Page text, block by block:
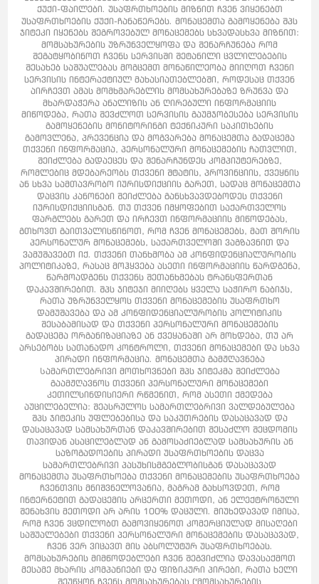
ქუქი-ფაილები. უსაფრთხოების მიზნით ჩვენ ვიყენებთ
უსაფრთხოების ქუქი-ჩანაწერებს. მონაცემთა გამოყენება შპს
ჯიტეკი იყენებს შეგროვებულ მონაცემებს სხვადასხვა მიზნით:
მომსახურების უზრუნველყოფა და შენარჩუნება რომ
შეგატყობინოთ ჩვენს სერვისში შეტანილი ცვლილებების
შესახებ საშუალებას მოგცემთ მონაწილეობა მიიღოთ ჩვენი
სერვისის ინტერაქტიულ მახასიათებლებში, როდესაც თქვენ
აირჩევთ ამას მომხმარებლის მომსახურებაზე ზრუნვა და
მხარდაჭერა ანალიზის ან ღირებული ინფორმაციის
მიწოდება, რათა შევძლოთ სერვისის გაუმჯობესება სერვისის
გამოყენების მონიტორინგი ტექნიკური საკითხების
გამოვლენა, პრევენცია და მოგვარება მონაცემთა გადაცემა
თქვენი ინფორმაცია, პერსონალური მონაცემების ჩათვლით,
შეიძლება გადაეცეს და შენარჩუნდეს კომპიუტერებზე,
რომლებიც მდებარეობს თქვენი შტატის, პროვინციის, ქვეყნის
ან სხვა სამთავრობო იურისდიქციის გარეთ, სადაც მონაცემთა
დაცვის კანონები შეიძლება განსხვავდებოდეს თქვენი
იურისდიქციისგან. თუ თქვენ იმყოფებით საქართველოს
ფარგლებს გარეთ და ირჩევთ ინფორმაციის მიწოდებას,
გთხოვთ გაითვალისწინოთ, რომ ჩვენ მონაცემებს, მათ შორის
პერსონალურ მონაცემებს, საქართველოში ვაგზავნით და
ვამუშავებთ იქ. თქვენი თანხმობა ამ კონფიდენციალურობის
პოლიტიკაზე, რასაც მოჰყვება ასეთი ინფორმაციის წარდგენა,
წარმოადგენს თქვენს შეთანხმებას ტრანსფერთან
დაკავშირებით. შპს ჯიტეჯი მიიღებს ყველა საჭირო ნაბიჯს,
რათა უზრუნველყოს თქვენი მონაცემების უსაფრთხო
დამუშავება და ამ კონფიდენციალურობის პოლიტიკის
შესაბამისად და თქვენი პერსონალური მონაცემების
გადაცემა ორგანიზაციაზე ან ქვეყანაში არ მოხდება, თუ არ
არსებობს სათანადო კონტროლი, თქვენი მონაცემები და სხვა
პირადი ინფორმაცია. მონაცემთა გამჟღავნება
Სამართლებრივი მოთხოვნები შპს ჯიტეკმა შეიძლება
გაამჟღავნოს თქვენი პერსონალური მონაცემები
კეთილსინდისიერი რწმენით, რომ ასეთი ქმედება
აუცილებელია: შეასრულოს სამართლებრივი ვალდებულება
შპს ჯიტეკის უფლებებისა და საკუთრების დასაცავად და
დასაცავად სამსახურთან დაკავშირებით შესაძლო შეცდომის
თავიდან ასაცილებლად ან გამოსაძიებლად სამსახურის ან
საზოგადოების პირადი უსაფრთხოების დაცვა
სამართლებრივი პასუხისმგებლობისგან დასაცავად
მონაცემთა უსაფრთხოება თქვენი მონაცემების უსაფრთხოება
ჩვენთვის მნიშვნელოვანია, მაგრამ გახსოვდეთ, რომ
ინტერნეტით გადაცემის არცერთი მეთოდი, ან ელექტრონული
შენახვის მეთოდი არ არის 100% დაცული. მიუხედავად იმისა,
რომ ჩვენ ვცდილობთ გამოვიყენოთ კომერციულად მისაღები
საშუალებები თქვენი პერსონალური მონაცემების დასაცავად,
ჩვენ ვერ ვიცავთ მის აბსოლუტურ უსაფრთხოებას.
მომსახურების მიმწოდებლები ჩვენ შეგვიძლია დავასაქმოთ
მესამე მხარის კომპანიები და ფიზიკური პირები, რათა ხელი
შეუწყონ ჩვენს მომსახურებას ("მომსახურების